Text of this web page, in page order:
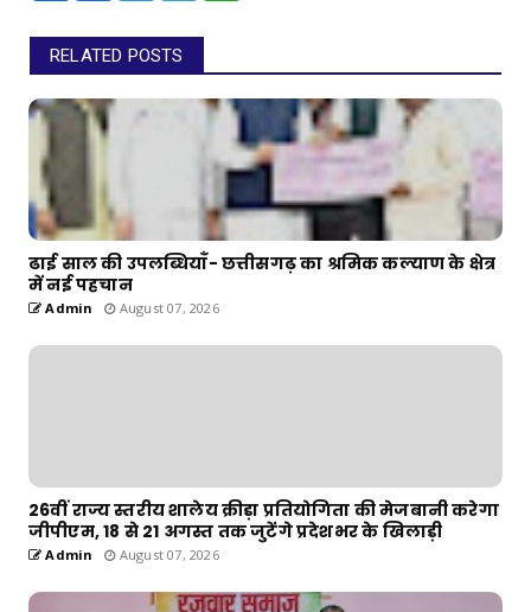
RELATED POSTS
ढाई साल की उपलब्धियाँ- छत्तीसगढ़ का श्रमिक कल्याण के क्षेत्र
में नई पहचान
Admin August 07, 2026
26वीं राज्य स्तरीय शालेय क्रीड़ा प्रतियोगिता की मेजबानी करेगा
जीपीएम, 18 से 21 अगस्त तक जुटेंगे प्रदेशभर के खिलाड़ी
Admin August 07, 2026